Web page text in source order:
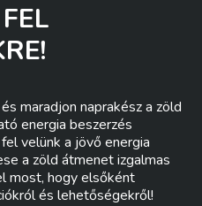
maradjon naprakész a zöld
energia beszerzés
velünk a jövő energia
a zöld átmenet izgalmas
most, hogy elsőként
és lehetőségekről!